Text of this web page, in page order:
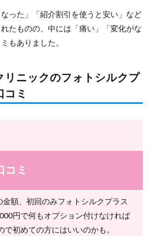
なった」「紹介割引を使うと安い」など
たものの、中には「痛い」「変化がな
もありました。
リニックのフォトシルクプ
コミ
コミ
金額、初回のみフォトシルクプラス
円で何もオプション付けなければ
で初めての方にはいいのかも。